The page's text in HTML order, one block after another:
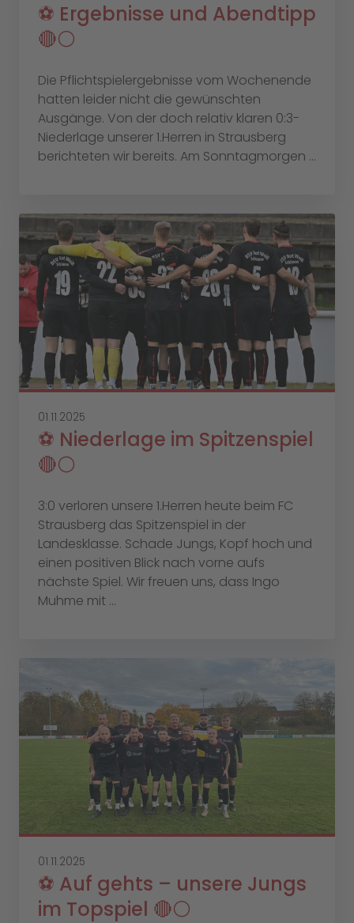
⚽️ Ergebnisse und Abendtipp
🔴⚪️
Die Pflichtspielergebnisse vom Wochenende
hatten leider nicht die gewünschten
Ausgänge. Von der doch relativ klaren 0:3-
Niederlage unserer 1.Herren in Strausberg
berichteten wir bereits. Am Sonntagmorgen ...
01.11.2025
⚽️ Niederlage im Spitzenspiel
🔴⚪️
3:0 verloren unsere 1.Herren heute beim FC
Strausberg das Spitzenspiel in der
Landesklasse. Schade Jungs, Kopf hoch und
einen positiven Blick nach vorne aufs
nächste Spiel. Wir freuen uns, dass Ingo
Muhme mit ...
01.11.2025
⚽️ Auf gehts – unsere Jungs
im Topspiel 🔴⚪️